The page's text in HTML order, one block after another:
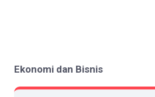
Ekonomi dan Bisnis